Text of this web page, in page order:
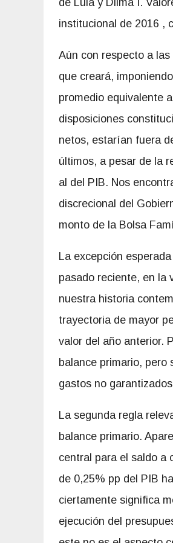
de Lula y Dilma I.
institucional de 2016 ,
Aún con respecto a
que creará,
promedio equivalente
disposiciones
netos, estarían fuera
últimos, a pesar de la
al del PIB. Nos
discrecional del
monto de la Bolsa
La excepción
pasado reciente, en la
nuestra historia
trayectoria de mayor
valor del año anterior.
balance primario, pero
gastos no
La segunda regla
balance primario.
central para el saldo a
de 0,25% pp del PIB
ciertamente significa
ejecución del